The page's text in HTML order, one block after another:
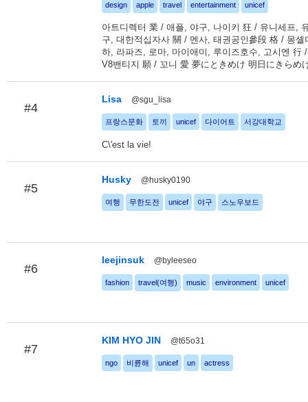
design apple travel entertainment unicef
아트디렉터 業 / 애플, 야구, 나이키 狂 / 유니세프,
구, 대한적십자사 關 / 멘사, 태권공인參段 格 / 몽셸
하, 라파즈, 로마, 마이애미, 루이즈호수, 고시엔 行
V8밴티지 願 / 꼬니 愛 夢にときめけ 明日にきらめ
#4
Lisa @sgu_lisa
프랑스문화 토끼 unicef 다이어트 서강대학교
C\'est la vie!
#5
Husky @husky0190
여행 무한도전 unicef 야구 스노우보드
#6
leejinsuk @byleeseo
fashion travel(여행) music environment unicef
#7
KIM HYO JIN @t65o31
ngo 비륜해 unicef un actress